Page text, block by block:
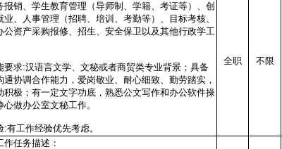
报销、学生教育管理（导师制、学籍、考证等）、创
业、人事管理（招聘、培训、考勤等）、目标考核、
公资产采购报修、招生、安全保卫以及其他行政学工
要求:汉语言文学、文秘或者商贸类专业背景；具备
通协调合作能力，爱岗敬业、耐心细致、勤劳踏实，
积极；有一定文字功底，熟悉公文写作和办公软件操
心做办公室文秘工作。
:有工作经验优先考虑。
全职 不限
作任务描述：